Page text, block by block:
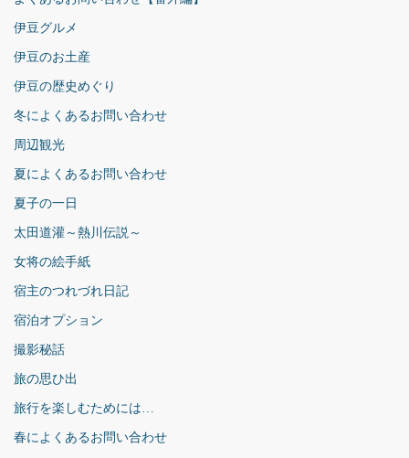
伊豆グルメ
伊豆のお土産
伊豆の歴史めぐり
冬によくあるお問い合わせ
周辺観光
夏によくあるお問い合わせ
夏子の一日
太田道灌～熱川伝説～
女将の絵手紙
宿主のつれづれ日記
宿泊オプション
撮影秘話
旅の思ひ出
旅行を楽しむためには…
春によくあるお問い合わせ